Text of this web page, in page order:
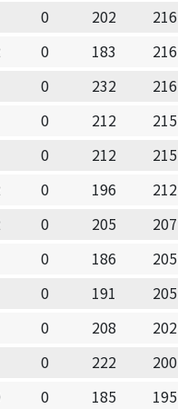
0 202 216
0 183 216
0 232 216
0 212 215
0 212 215
0 196 212
0 205 207
0 186 205
0 191 205
0 208 202
0 222 200
0 185 195